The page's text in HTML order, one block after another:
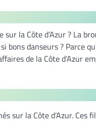
la Côte d’Azur ? La
bons danseurs ? Parce
de la Côte
sur la Côte d’Azur.